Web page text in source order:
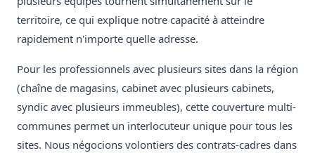
territoire, ce qui explique notre capacité à atteindre
rapidement n'importe quelle adresse.
Pour les professionnels avec plusieurs sites dans la région
(chaîne de magasins, cabinet avec plusieurs cabinets,
syndic avec plusieurs immeubles), cette couverture multi-
communes permet un interlocuteur unique pour tous les
sites. Nous négocions volontiers des contrats-cadres dans